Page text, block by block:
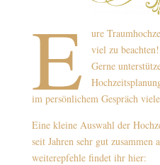
E
ure
viel zu beachten!
Gerne
im persönlichem Gespräch
Eine kleine Auswahl der
seit Jahren sehr gut zusammen
weiterepfehle findet ihr hier: